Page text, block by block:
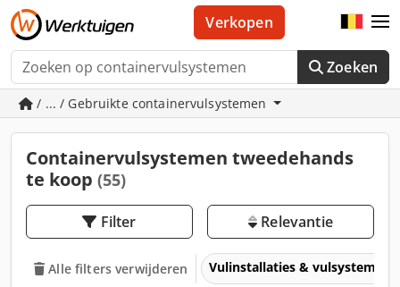
Zoeken
Verkopen
/ ... / Gebruikte containervulsystemen
Containervulsystemen tweedehands
te koop (55)
Filter Relevantie
Alle filters verwijderen Vulinstallaties & vulsystemen